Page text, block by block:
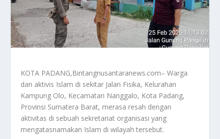
KOTA PADANG,Bintangnusantaranews.com– Warga
dan aktivis Islam di sekitar Jalan Fisika, Kelurahan
Kampung Olo, Kecamatan Nanggalo, Kota Padang,
Provinsi Sumatera Barat, merasa resah dengan
aktivitas di sebuah sekretariat organisasi yang
mengatasnamakan Islam di wilayah tersebut.